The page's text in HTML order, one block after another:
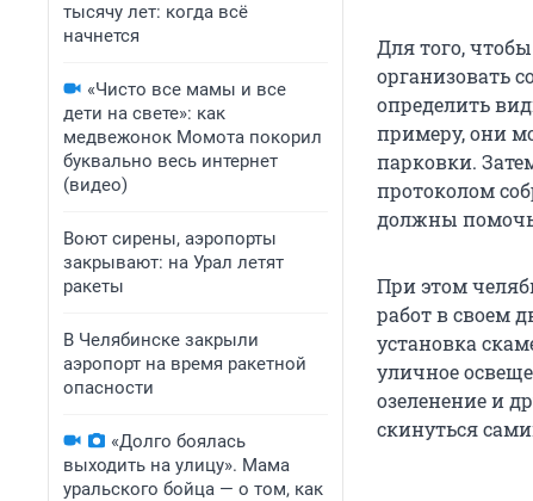
тысячу лет: когда всё
начнется
«Чисто все мамы и все
дети на свете»: как
медвежонок Момота покорил
буквально весь интернет
(видео)
Воют сирены, аэропорты
закрывают: на Урал летят
ракеты
В Челябинске закрыли
аэропорт на время ракетной
опасности
«Долго боялась
выходить на улицу». Мама
уральского бойца — о том, как
Для того,
организовать
определить
примеру, они
парковки.
протоколом
должны
При этом
работ в своем
установка
уличное
озеленение и
скинуться